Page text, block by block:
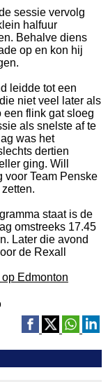
sessie vervolg
halfuur
Behalve diens
op en kon hij
leidde tot een
niet veel later als
een flink gat sloeg
als snelste af te
was het
dertien
ging. Will
voor Team Penske
staat is de
omstreeks 17.45
Later die avond
de Rexall
Edmonton